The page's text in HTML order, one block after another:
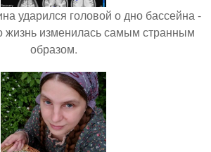
ударился головой о дно бассейна -
жизнь изменилась самым странным
образом.